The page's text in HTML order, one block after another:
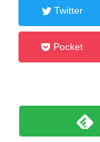
Twitter
Pocket